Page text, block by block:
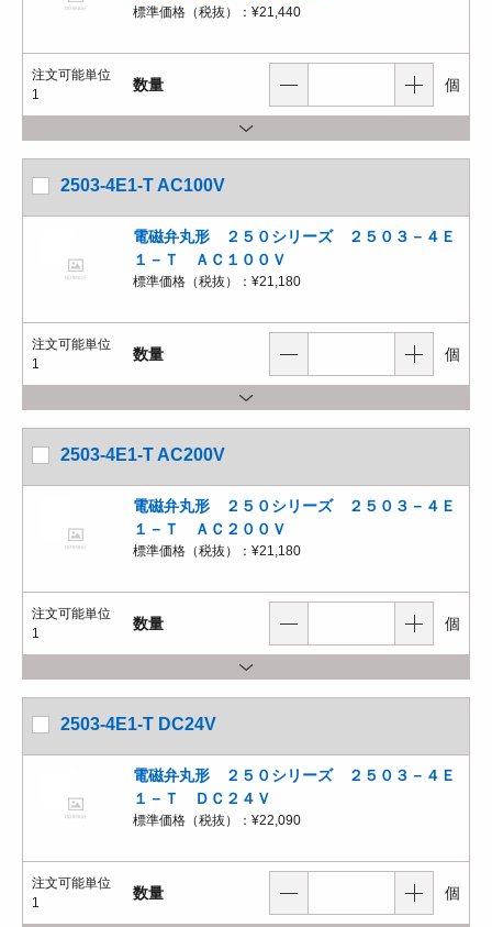
標準価格（税抜）： ¥21,440
注文可能単位
1
数量 個
2503-4E1-T AC100V
電磁弁丸形 ２５０シリーズ ２５０３－４Ｅ
１－Ｔ ＡＣ１００Ｖ
標準価格（税抜）： ¥21,180
注文可能単位
1
数量 個
2503-4E1-T AC200V
電磁弁丸形 ２５０シリーズ ２５０３－４Ｅ
１－Ｔ ＡＣ２００Ｖ
標準価格（税抜）： ¥21,180
注文可能単位
1
数量 個
2503-4E1-T DC24V
電磁弁丸形 ２５０シリーズ ２５０３－４Ｅ
１－Ｔ ＤＣ２４Ｖ
標準価格（税抜）： ¥22,090
注文可能単位
1
数量 個